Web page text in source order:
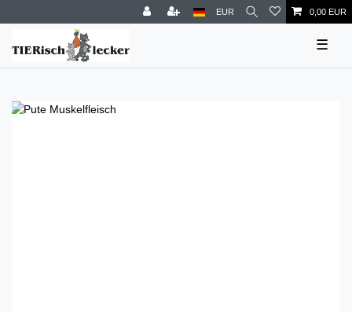
EUR 0,00 EUR
☰